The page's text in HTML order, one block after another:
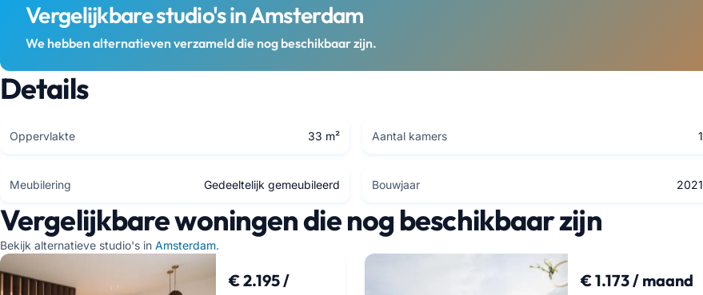
Vergelijkbare studio's in Amsterdam
We hebben alternatieven verzameld die nog beschikbaar zijn.
Details
Oppervlakte 33 m² Aantal kamers 1
Meubilering Gedeeltelijk gemeubileerd Bouwjaar 2021
Vergelijkbare woningen die nog beschikbaar zijn
Bekijk alternatieve studio's in Amsterdam.
€ 2.195 /
€ 1.173 / maand